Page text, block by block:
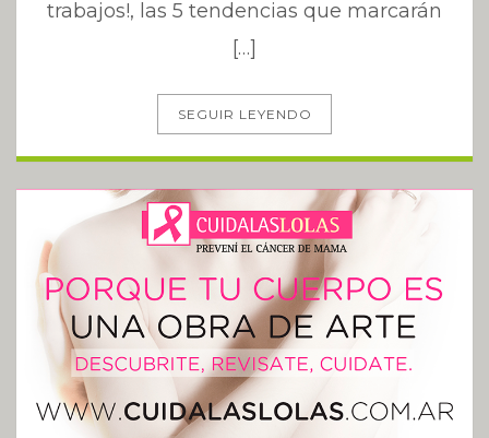
trabajos!, las 5 tendencias que marcarán
[…]
SEGUIR LEYENDO